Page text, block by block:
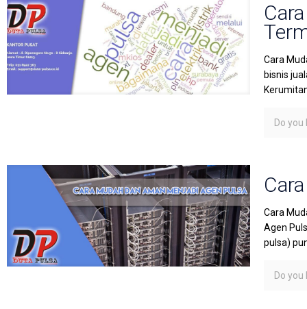
Cara
bisnis
Do you
Cara
Agen
pulsa)
Do you